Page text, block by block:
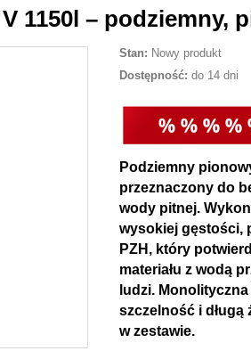
1150l – podziemny,
Stan: Nowy produkt
Dostępność: do 14 dni
Podziemny
przeznaczony do
wody pitnej.
wysokiej gęstości,
PZH , który
materiału z wodą
ludzi.
szczelność i
w zestawie.